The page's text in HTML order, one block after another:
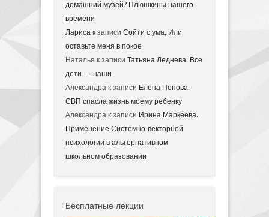
домашний музей? Плюшкины нашего
времени
Лариса к записи Сойти с ума, Или
оставьте меня в покое
Наталья к записи Татьяна Леднева. Все
дети — наши
Александра к записи Елена Попова.
СВП спасла жизнь моему ребенку
Александра к записи Ирина Маркеева.
Применение Системно-векторной
психологии в альтернативном
школьном образовании
Бесплатные лекции